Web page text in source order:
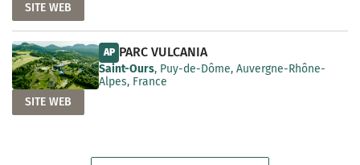
SITE WEB
AP PARC VULCANIA
Saint-Ours, Puy-de-Dôme, Auvergne-Rhône-
Alpes, France
SITE WEB